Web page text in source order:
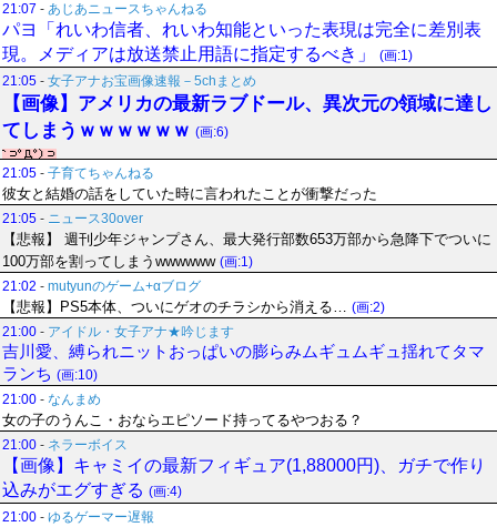
21:07 - あじあニュースちゃんねる
パヨ「れいわ信者、れいわ知能といった表現は完全に差別表
現。メディアは放送禁止用語に指定するべき」
(画:1)
21:05 - 女子アナお宝画像速報－5chまとめ
【画像】アメリカの最新ラブドール、異次元の領域に達し
てしまうｗｗｗｗｗｗ (画:6)
21:05 - 子育てちゃんねる
彼女と結婚の話をしていた時に言われたことが衝撃だった
21:05 - ニュース30over
【悲報】 週刊少年ジャンプさん、最大発行部数653万部から急降下でついに
100万部を割ってしまうwwwwww (画:1)
21:02 - mutyunのゲーム+αブログ
【悲報】PS5本体、ついにゲオのチラシから消える… (画:2)
21:00 - アイドル・女子アナ★吟じます
吉川愛、縛られニットおっぱいの膨らみムギュムギュ揺れてタマ
ランち (画:10)
21:00 - なんまめ
女の子のうんこ・おならエピソード持ってるやつおる？
21:00 - ネラーボイス
【画像】キャミイの最新フィギュア(1,88000円)、ガチで作り
込みがエグすぎる (画:4)
21:00 - ゆるゲーマー遅報